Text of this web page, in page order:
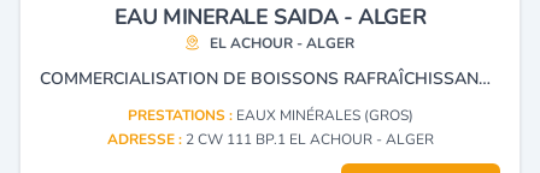
EAU MINERALE SAIDA - ALGER
EL ACHOUR - ALGER
COMMERCIALISATION DE BOISSONS RAFRAÎCHISSANTES NON ALCOOLISÉES.
PRESTATIONS : EAUX MINÉRALES (GROS)
ADRESSE : 2 CW 111 BP.1 EL ACHOUR - ALGER